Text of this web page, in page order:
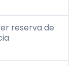
reserva de